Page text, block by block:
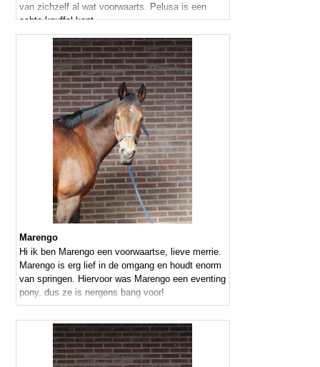
van zichzelf al wat voorwaarts. Pelusa is een
echte knuffel kont.
Marengo
Hi ik ben Marengo een voorwaartse, lieve merrie.
Marengo is erg lief in de omgang en houdt enorm
van springen. Hiervoor was Marengo een eventing
pony, dus ze is nergens bang voor!